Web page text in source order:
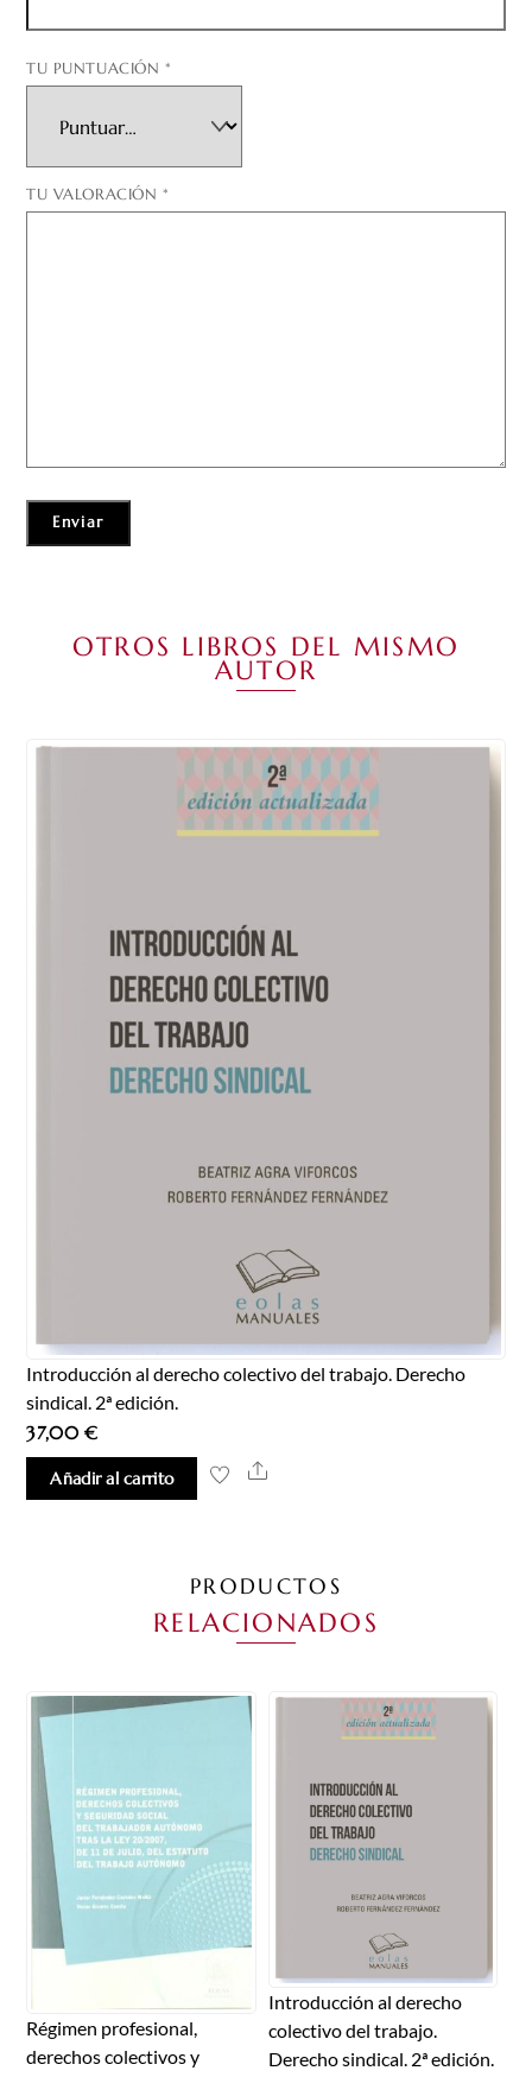
TU PUNTUACIÓN *
TU VALORACIÓN *
OTROS LIBROS DEL MISMO
AUTOR
Introducción al derecho colectivo del trabajo. Derecho
sindical. 2ª edición.
37,00€
Añadir al carrito Share
PRODUCTOS
RELACIONADOS
Régimen profesional,
derechos colectivos y
Introducción al derecho
colectivo del trabajo.
Derecho sindical. 2ª edición.